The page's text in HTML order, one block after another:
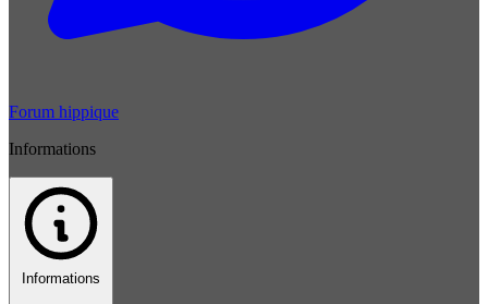
Forum hippique
Informations
Informations